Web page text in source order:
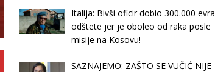
Italija: Bivši oficir dobio 300.000 evra
odštete jer je oboleo od raka posle
misije na Kosovu!
SAZNAJEMO: ZAŠTO SE VUČIĆ NIJE